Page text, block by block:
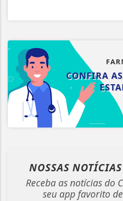
CONFIRA
NOSSAS NOTÍCIAS
Receba as notícias do
seu app favorito